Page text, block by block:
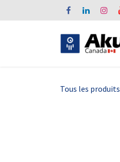
Se rendre au contenu
Tous les produits